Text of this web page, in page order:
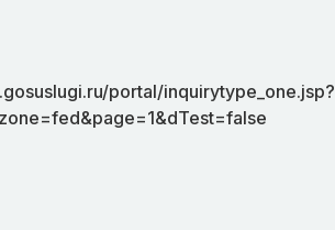
portal/inquirytype_one.jsp?